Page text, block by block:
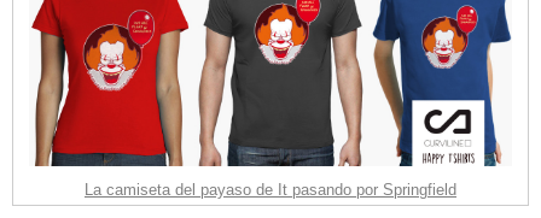
La camiseta del payaso de It pasando por Springfield